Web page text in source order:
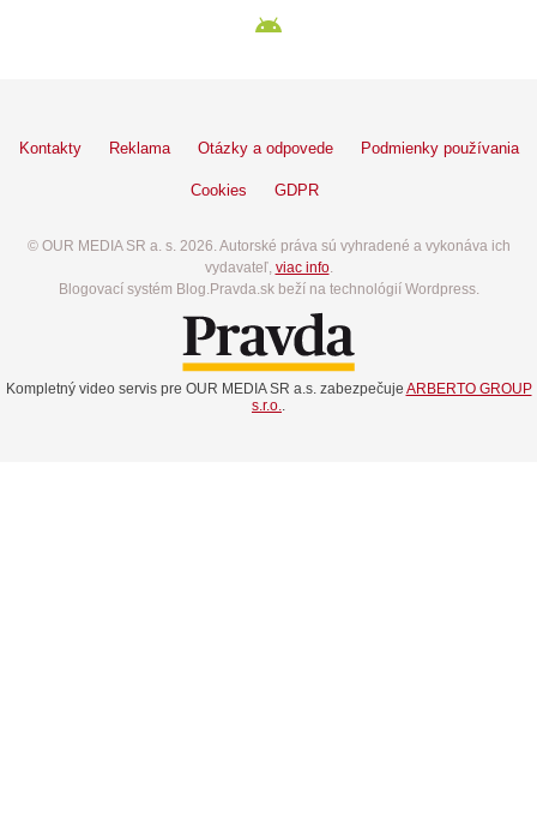
Kontakty Reklama Otázky a odpovede Podmienky používania
Cookies GDPR
© OUR MEDIA SR a. s. 2026. Autorské práva sú vyhradené a vykonáva ich
vydavateľ, viac info.
Blogovací systém Blog.Pravda.sk beží na technológií Wordpress.
Kompletný video servis pre OUR MEDIA SR a.s. zabezpečuje ARBERTO GROUP
s.r.o.